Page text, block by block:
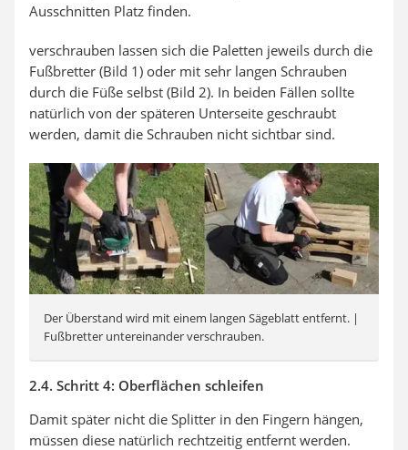
Ausschnitten Platz finden.
verschrauben lassen sich die Paletten jeweils durch die
Fußbretter (Bild 1) oder mit sehr langen Schrauben
durch die Füße selbst (Bild 2). In beiden Fällen sollte
natürlich von der späteren Unterseite geschraubt
werden, damit die Schrauben nicht sichtbar sind.
Der Überstand wird mit einem langen Sägeblatt entfernt. |
Fußbretter untereinander verschrauben.
2.4. Schritt 4: Oberflächen schleifen
Damit später nicht die Splitter in den Fingern hängen,
müssen diese natürlich rechtzeitig entfernt werden.